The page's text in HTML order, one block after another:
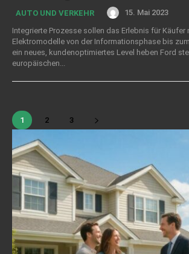
AUTO UND VERKEHR
15. Mai 2023
Integrierte Prozesse sollen das Erlebnis für Käufer
Elektromodelle von der Informationsphase bis
ein neues, kundenoptimiertes Level heben Ford
europäischen...
1 2 3